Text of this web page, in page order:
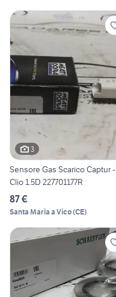
3
Sensore Gas Scarico Captur -
Clio 1.5D 227701177R
87 €
Santa Maria a Vico(CE)